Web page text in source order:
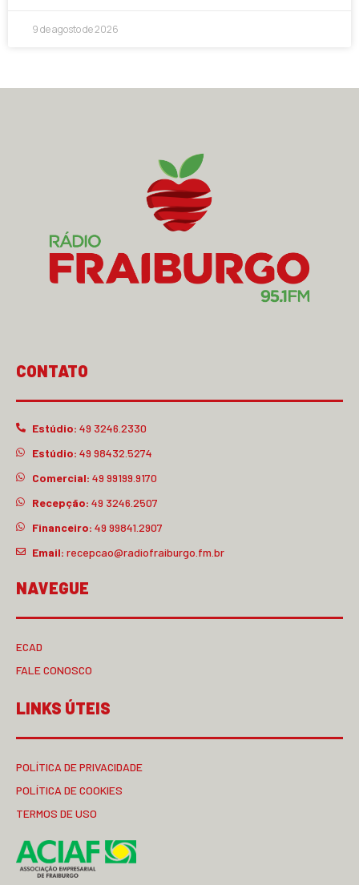
9 de agosto de 2026
CONTATO
Estúdio: 49 3246.2330
Estúdio: 49 98432.5274
Comercial: 49 99199.9170
Recepção: 49 3246.2507
Financeiro: 49 99841.2907
Email: recepcao@radiofraiburgo.fm.br
NAVEGUE
ECAD
FALE CONOSCO
LINKS ÚTEIS
POLÍTICA DE PRIVACIDADE
POLÍTICA DE COOKIES
TERMOS DE USO